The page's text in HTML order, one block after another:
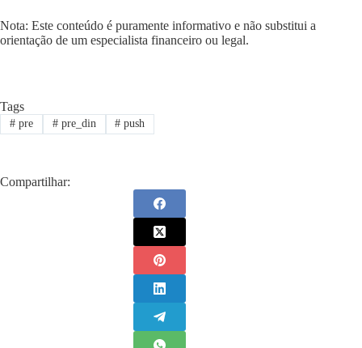
Nota: Este conteúdo é puramente informativo e não substitui a
orientação de um especialista financeiro ou legal.
Tags
#pre #pre_din # push
Compartilhar: